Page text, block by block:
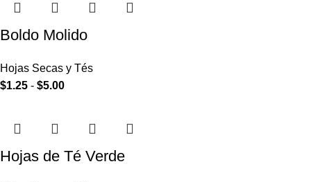
Boldo Molido
Hojas Secas y Tés
$1.25 - $5.00
Hojas de Té Verde